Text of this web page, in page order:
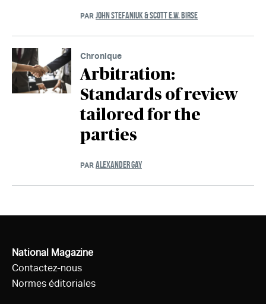
PAR JOHN STEFANIUK & SCOTT E.W. BIRSE
Chronique
Arbitration:
Standards of review
tailored for the
parties
PAR ALEXANDER GAY
National Magazine
Contactez-nous
Normes éditoriales